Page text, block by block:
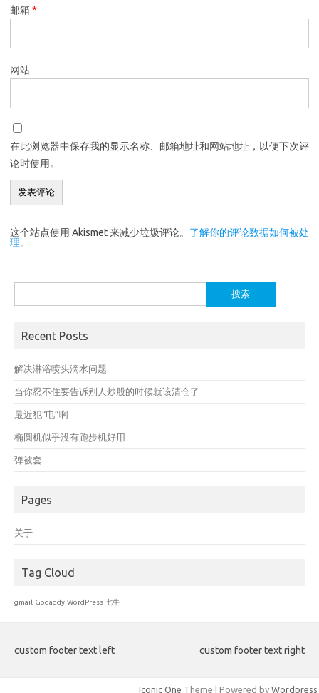
邮箱*
网站
在此浏览器中保存我的显示名称、邮箱地址和网站地址，以便下次评
论时使用。
这个站点使用 Akismet 来减少垃圾评论。 了解你的评论数据如何被处
理。
索：
Recent Posts
解决淋浴喷头滴水问题
当你忍不住要告诉别人炒股的时候就该清仓了
最近犯“电”啊
椭圆机似乎没有跑步机好用
弹被套
Pages
关于
Tag Cloud
gmail Godaddy WordPress 七牛
custom footer text left custom footer text right
Iconic One Theme | Powered by Wordpress